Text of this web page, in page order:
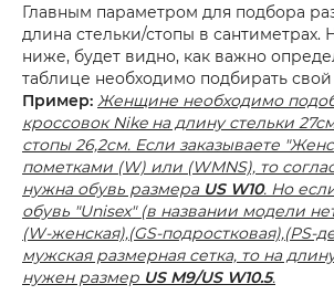
Главным параметром для подбора
длина стельки/стопы в сантиметрах.
ниже, будет видно, как важно
таблице необходимо подбирать
Пример: Женщине необходимо
кроссовок Nike на длину стельки
стопы 26,2см. Если заказываете
пометками (W) или (WMNS), то
нужна обувь размера US W10. Но
обувь "Unisex" (в названии модели
(W-женская),(GS-подростковая),(PS-
мужская размерная сетка, то на
нужен размер US M9/US W10.5.